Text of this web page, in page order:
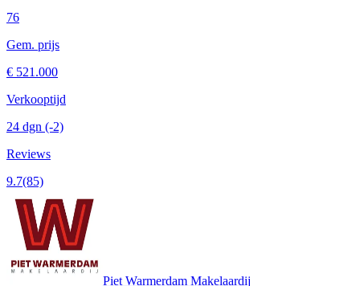
76
Gem. prijs
€ 521.000
Verkooptijd
24 dgn (-2)
Reviews
9.7(85)
Piet Warmerdam Makelaardij